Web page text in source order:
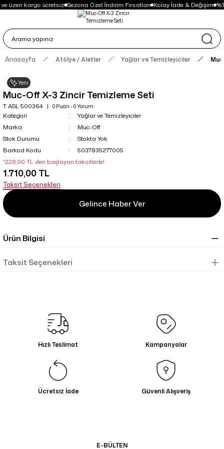
üzeri kargo ücretsiz Sezona Özel İndirim Fırsatları Kolay İade & Değişim
Anasayfa Atölye / Aletler Yağlar ve Temizleyiciler
Yeni
Muc-Off X-3 Zincir Temizleme Seti
T ASL 500364 0 Puan - 0 Yorum
Kategori
Yağlar ve Temizleyiciler
Marka
Muc-Off
Stok Durumu
Stokta Yok
Barkod Kodu
5037835277005
*228,00 TL den başlayan taksitlerle!
1.710,00 TL
Taksit Seçenekleri
Gelince Haber Ver
Ürün Bilgisi
Taksit Seçenekleri
Hızlı Teslimat Kampanyalar
Ücretsiz İade Güvenli Alışveriş
E-BÜLTEN